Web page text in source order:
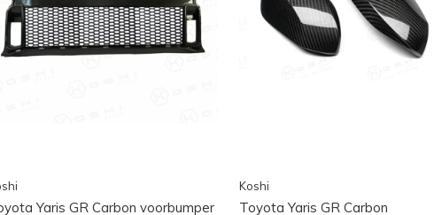
Yaris GR Carbon voorbumper
Koshi
Toyota Yaris GR Carbon